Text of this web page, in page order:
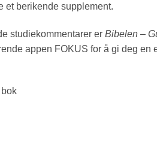
et berikende supplement.
studiekommentarer er Bibelen –
appen FOKUS for å gi deg en